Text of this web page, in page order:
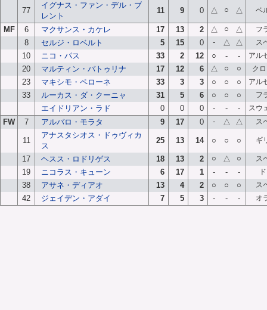
77
イグナス・ファン・デル・ブ
レント
11 9 0 △ ○ △ ベ
MF 6 マクサンス・カケレ 17 13 2 △ ○ △ フ
8 セルジ・ロベルト 5 15 0 - △ △ ス
10 ニコ・パス 33 2 12 ○ - - アル
20 マルティン・バトゥリナ 17 12 6 △ ○ ○ ク
23 マキシモ・ペローネ 33 3 3 ○ ○ ○ アル
33 ルーカス・ダ・クーニャ 31 5 6 ○ ○ ○ フ
エイドリアン・ラド 0 0 0 - - - スウ
FW 7 アルバロ・モラタ 9 17 0 - △ △ ス
11
アナスタシオス・ドゥヴィカ
ス
25 13 14 ○ ○ ○ ギ
17 ヘスス・ロドリゲス 18 13 2 ○ △ ○ ス
19 ニコラス・キューン 6 17 1 - - -
38 アサネ・ディアオ 13 4 2 ○ ○ ○ ス
42 ジェイデン・アダイ 7 5 3 - - - オ